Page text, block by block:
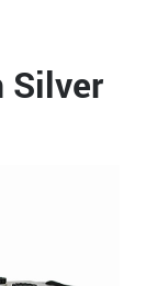
Silver